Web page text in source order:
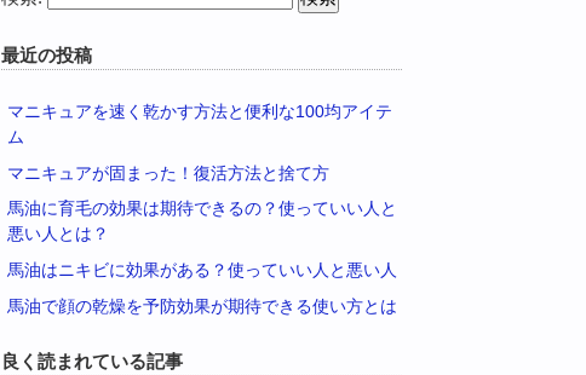
最近の投稿
マニキュアを速く乾かす方法と便利な100均アイテ
ム
マニキュアが固まった！復活方法と捨て方
馬油に育毛の効果は期待できるの？使っていい人と
悪い人とは？
馬油はニキビに効果がある？使っていい人と悪い人
馬油で顔の乾燥を予防効果が期待できる使い方とは
良く読まれている記事